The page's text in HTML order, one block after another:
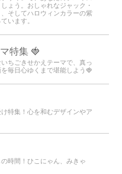
ょう。おしゃれなジャック・
そしてハロウィンカラーの紫
います。
特集 🍓
ちごきせかえテーマで、真っ
毎日心ゆくまで堪能しよう🍓
特集！心を和むデザインやア
時間！ひこにゃん、みきゃ